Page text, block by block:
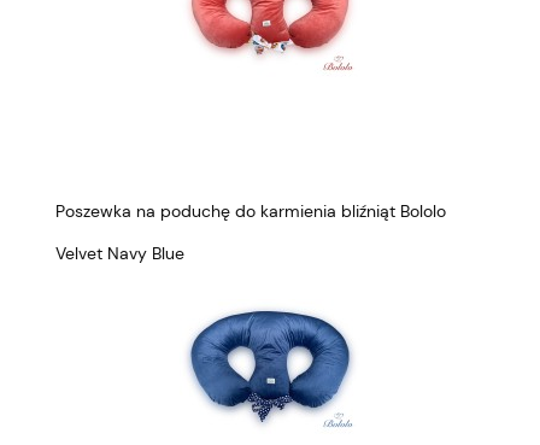
Poszewka na poduchę do karmienia bliźniąt Bololo
Velvet Navy Blue